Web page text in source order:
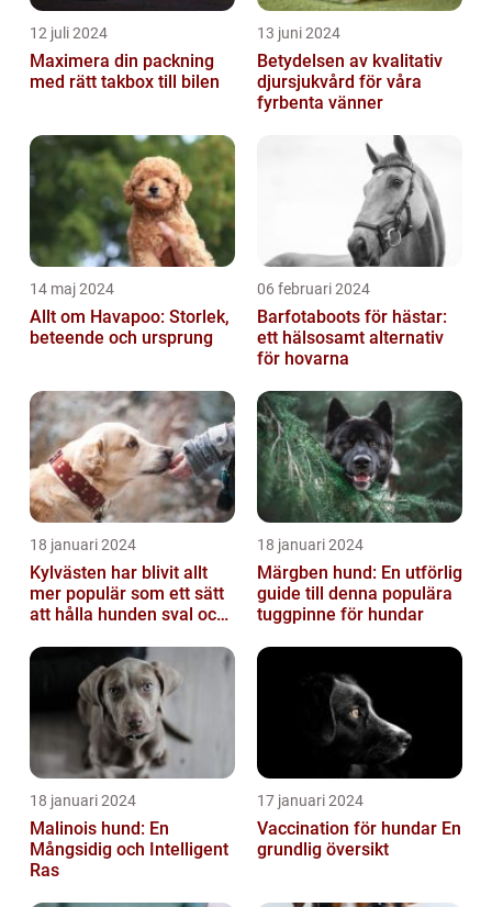
12 juli 2024
Maximera din packning
med rätt takbox till bilen
13 juni 2024
Betydelsen av kvalitativ
djursjukvård för våra
fyrbenta vänner
14 maj 2024
Allt om Havapoo: Storlek,
beteende och ursprung
06 februari 2024
Barfotaboots för hästar:
ett hälsosamt alternativ
för hovarna
18 januari 2024
Kylvästen har blivit allt
mer populär som ett sätt
att hålla hunden sval och
väde...
18 januari 2024
Märgben hund: En utförlig
guide till denna populära
tuggpinne för hundar
18 januari 2024
Malinois hund: En
Mångsidig och Intelligent
Ras
17 januari 2024
Vaccination för hundar En
grundlig översikt